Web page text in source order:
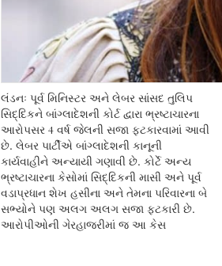
લંડનઃ પૂર્વ મિનિસ્ટર અને લેબર સાંસદ તુલિપ
સિદ્દિકને બાંગ્લાદેશની કોર્ટ દ્વારા ભ્રષ્ટાચારના
આરોપસર 4 વર્ષ જેલની સજા ફટકારવામાં આવી
છે. લેબર પાર્ટીએ બાંગ્લાદેશની કાનૂની
કાર્યવાહીને અન્યાયી ગણાવી છે. કોર્ટે અન્ય
ભ્રષ્ટાચારના કેસોમાં સિદ્દિકની માસી અને પૂર્વ
વડાપ્રધાન શેખ હસીના અને તેમના પરિવારના બે
સભ્યોને પણ અલગ અલગ સજા ફટકારી છે.
આરોપીઓની ગેરહાજરીમાં જ આ કેસ
ચલાવવામાં આવ્યા હતા અને તેમણે પોતાના પર